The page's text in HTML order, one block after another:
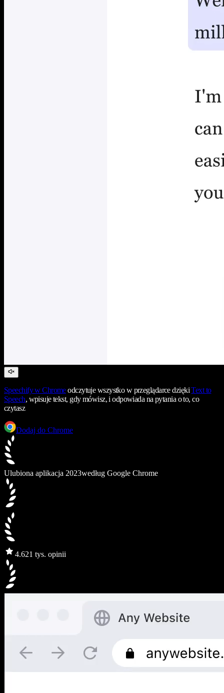
Speechifyw Chromeodczytuje wszystko w przeglądarce dziękiText to
Speech, wpisuje tekst, gdy mówisz, i odpowiada na pytania o to, co
czytasz
Dodaj do Chrome
Ulubiona aplikacja 2023według Google Chrome
4.621 tys. opinii